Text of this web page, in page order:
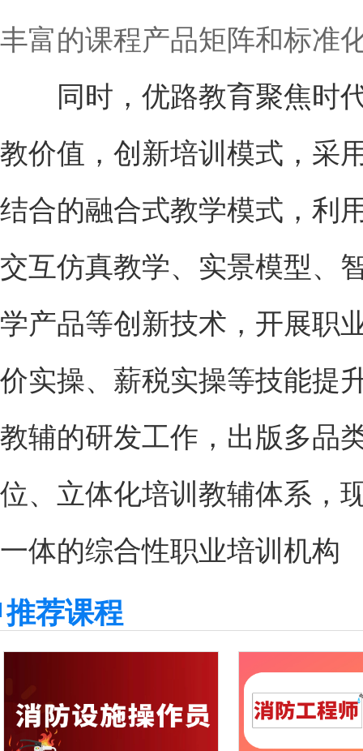
丰富的课程产品矩阵和标准
同时，优路教育聚焦时代
教价值，创新培训模式，采
结合的融合式教学模式，利
交互仿真教学、实景模型、
学产品等创新技术，开展职
价实操、薪税实操等技能提
教辅的研发工作，出版多品
位、立体化培训教辅体系，
一体的综合性职业培训机构
推荐课程